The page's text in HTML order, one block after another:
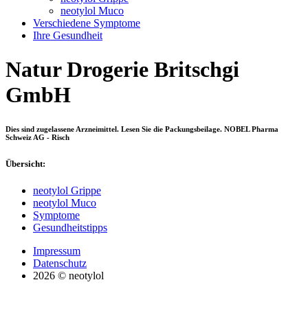
neotylol Muco
Verschiedene Symptome
Ihre Gesundheit
Natur Drogerie Britschgi
GmbH
Dies sind zugelassene Arzneimittel. Lesen Sie die Packungsbeilage. NOBEL Pharma
Schweiz AG - Risch
Übersicht:
neotylol Grippe
neotylol Muco
Symptome
Gesundheitstipps
Impressum
Datenschutz
2026 © neotylol